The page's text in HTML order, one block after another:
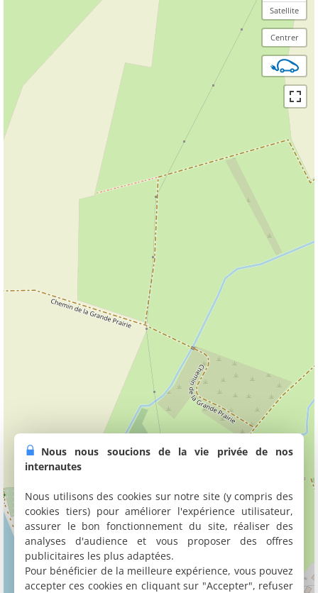
Satellite
Centrer
Nous nous soucions de la vie privée de nos
internautes
Nous utilisons des cookies sur notre site (y compris des
cookies tiers) pour améliorer l'expérience utilisateur,
assurer le bon fonctionnement du site, réaliser des
analyses d'audience et vous proposer des offres
publicitaires les plus adaptées.
Pour bénéficier de la meilleure expérience, vous pouvez
accepter ces cookies en cliquant sur "Accepter", refuser